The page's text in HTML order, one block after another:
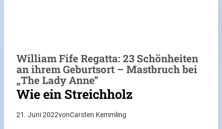
William Fife Regatta: 23 Schönheiten
an ihrem Geburtsort – Mastbruch bei
„The Lady Anne“
Wie ein Streichholz
21. Juni 2022vonCarsten Kemmling